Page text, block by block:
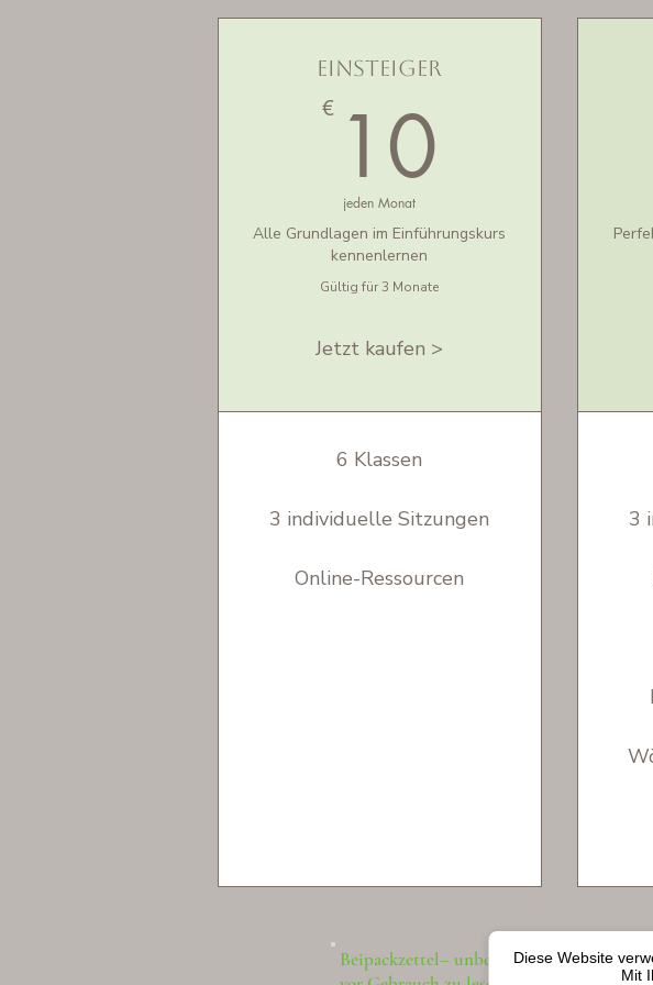
Einsteiger
€ 10
jeden Monat
Alle Grundlagen im Einführungskurs
kennenlernen
Gültig für 3 Monate
Jetzt kaufen >
6 Klassen
3 individuelle Sitzungen
Online-Ressourcen
3
Beipackzettel– unbedingtDiese Website
Mit